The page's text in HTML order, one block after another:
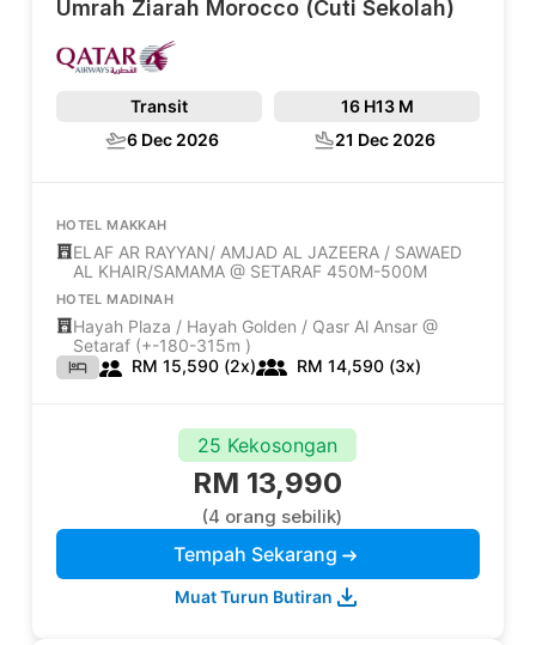
Umrah Ziarah Morocco (Cuti Sekolah)
Transit 16 H13 M
6 Dec 2026
21 Dec 2026
HOTEL MAKKAH
ELAF AR RAYYAN/ AMJAD AL JAZEERA / SAWAED
AL KHAIR/SAMAMA @ SETARAF 450M-500M
HOTEL MADINAH
Hayah Plaza / Hayah Golden / Qasr Al Ansar @
Setaraf (+-180-315m )
RM 15,590 (2x)
RM 14,590 (3x)
25 Kekosongan
RM 13,990
(4 orang sebilik)
Tempah Sekarang
Muat Turun Butiran